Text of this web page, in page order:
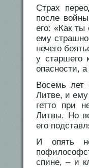
Страх
после
его: «Как
ему
нечего
у старшего
опасности,
Восемь лет
Литве, и ему
гетто при
Литвы. Но
его
И опять
спине, – и